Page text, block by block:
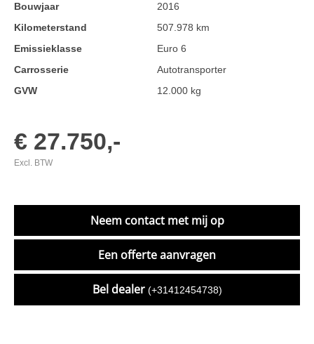
Bouwjaar
2016
Kilometerstand
507.978 km
Emissieklasse
Euro 6
Carrosserie
Autotransporter
GVW
12.000 kg
€ 27.750,-
Excl. BTW
Neem contact met mij op
Een offerte aanvragen
Bel dealer (+31412454738)